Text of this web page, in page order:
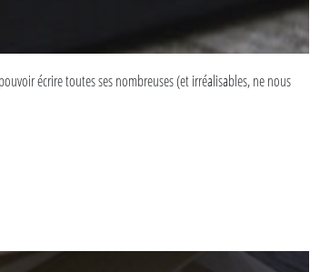
écrire toutes ses nombreuses (et irréalisables, ne nous
tout grâce à des listes interminables de choses à faire, et vous